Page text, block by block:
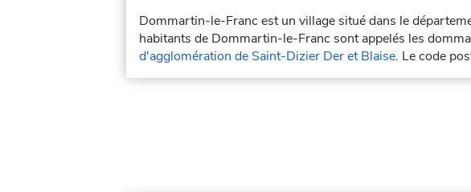
Dommartin-le-Franc est un village situé dans le
habitants de Dommartin-le-Franc sont appelés les
d'agglomération de Saint-Dizier Der et Blaise. Le code